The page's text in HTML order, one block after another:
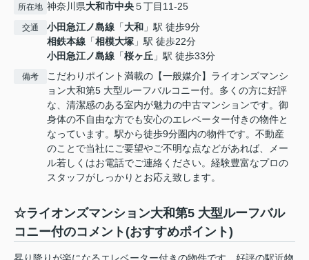
所在地 神奈川県大和市中央５丁目11-25
交通 小田急江ノ島線 「大和 」駅 徒歩9分
相鉄本線 「相模大塚 」駅 徒歩22分
小田急江ノ島線 「桜ヶ丘 」駅 徒歩33分
備考
こだわりポイント満載の【一般媒介】ライオンズマンシ
ョン大和第5 大型ルーフバルコニー付。多くの方に好評
な、清潔感のある室内が魅力の中古マンションです。御
身体の不自由な方でも安心のエレベーター付きの物件と
なっています。駅から徒歩9分圏内の物件です。不動産
のことで当社にご要望やご不明な点などがあれば、メー
ル若しくはお電話でご連絡ください。経験豊富なプロの
スタッフがしっかりとお応え致します。
☆ライオンズマンション大和第5 大型ルーフバル
コニー付のコメント(おすすめポイント)